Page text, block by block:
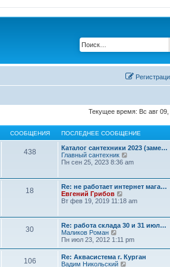
Текущее время: Вс авг 09,
СООБЩЕНИЯ ПОСЛЕДНЕЕ СООБЩЕНИЕ
438
Каталог сантехники 2023 (заме…
Главный сантехник
е
т
к
о
с
е
д
н
е
Пн сен 25, 2023 8:36 am
18
Re: не работает интернет мага…
Евгений Грибов
е
й
т
к
п
о
с
Вт фев 19, 2019 11:18 am
30
Re: работа склада 30 и 31 июл…
Маликов Роман
е
й
Пн июл 23, 2012 1:11 pm
106
Re: Аквасистема г. Курган
Вадим Никольский